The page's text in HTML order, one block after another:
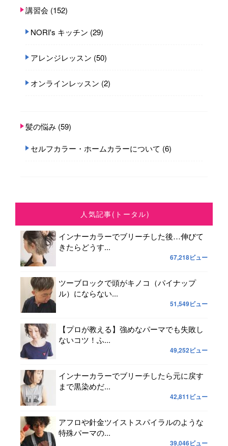
講習会 (152)
NORI's キッチン (29)
アレンジレッスン (50)
オンラインレッスン (2)
髪の悩み (59)
セルフカラー・ホームカラーについて (6)
人気記事(トータル)
インナーカラーでブリーチした後…伸びて
きたらどうす...
67,218ビュー
ツーブロックで頭がキノコ（パイナップ
ル）にならない...
51,549ビュー
【プロが教える】強めなパーマでも失敗し
ないコツ！ふ...
49,252ビュー
インナーカラーでブリーチしたら元に戻す
まで黒染めだ...
42,811ビュー
アフロや針金ツイストスパイラルのような
特殊パーマの...
39,046ビュー